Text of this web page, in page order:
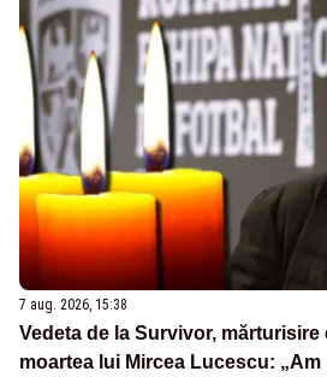
7 aug. 2026, 15:38
Vedeta de la Survivor,
moartea lui Mircea Lucescu: „Am